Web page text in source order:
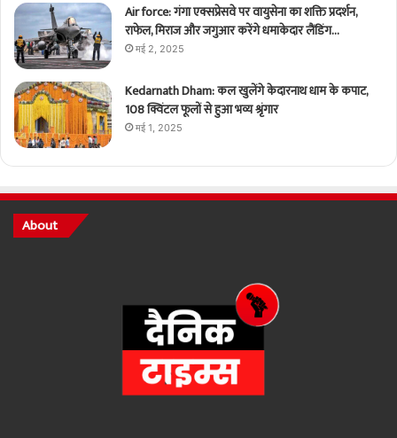
Air force: गंगा एक्सप्रेसवे पर वायुसेना का शक्ति प्रदर्शन,
राफेल, मिराज और जगुआर करेंगे धमाकेदार लैंडिंग…
मई 2, 2025
Kedarnath Dham: कल खुलेंगे केदारनाथ धाम के कपाट,
108 क्विंटल फूलों से हुआ भव्य श्रृंगार
मई 1, 2025
About